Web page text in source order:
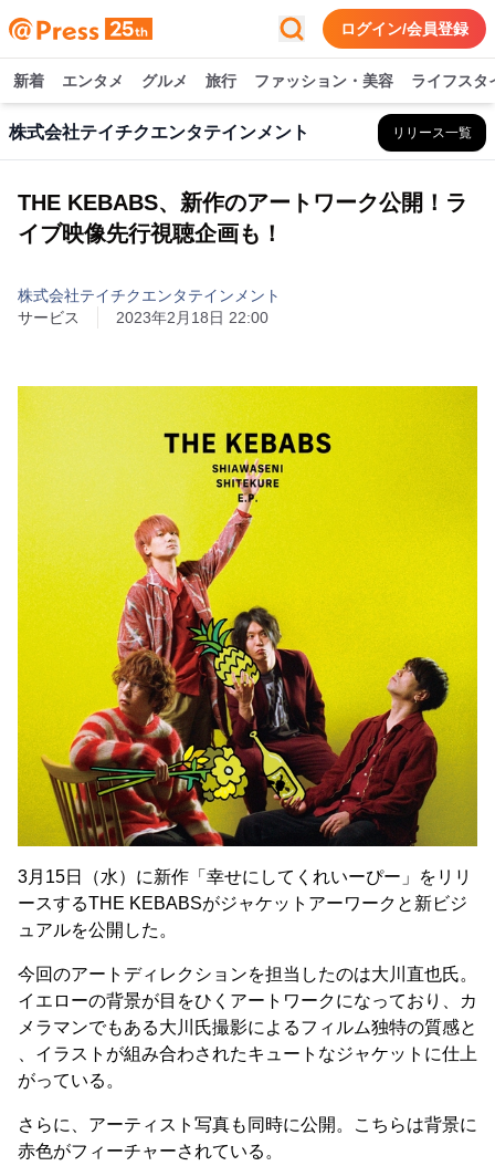
ログイン/会員登録
新着 エンタメ グルメ 旅行 ファッション・美容 ライフスタ
株式会社テイチクエンタテインメント リリース一覧
THE KEBABS、新作のアートワーク公開！ラ
イブ映像先行視聴企画も！
株式会社テイチクエンタテインメント
サービス
2023年2月18日 22:00
3月15日（水）に新作「幸せにしてくれいーぴー」をリリ
ースするTHE KEBABSがジャケットアーワークと新ビジ
ュアルを公開した。
今回のアートディレクションを担当したのは大川直也氏。
イエローの背景が目をひくアートワークになっており、カ
メラマンでもある大川氏撮影によるフィルム独特の質感と
、イラストが組み合わされたキュートなジャケットに仕上
がっている。
さらに、アーティスト写真も同時に公開。こちらは背景に
赤色がフィーチャーされている。